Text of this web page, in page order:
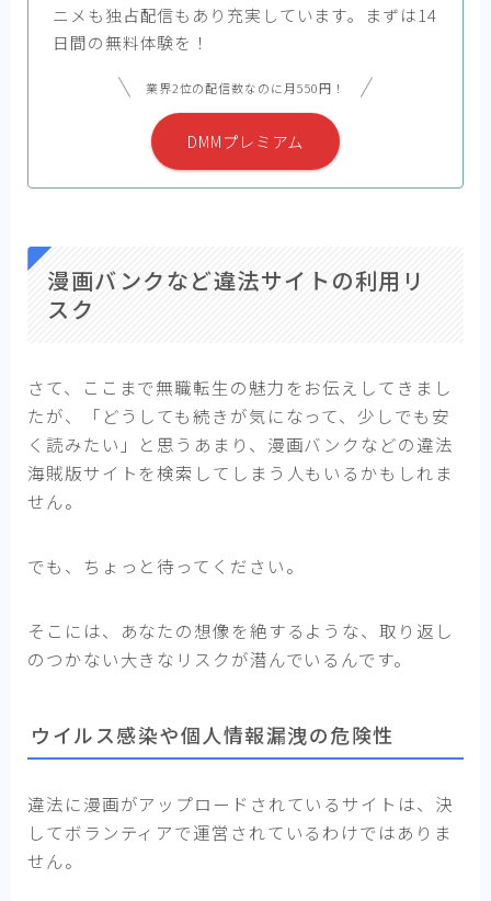
ニメも独占配信もあり充実しています。まずは14
日間の無料体験を！
業界2位の配信数なのに月550円！
DMMプレミアム
漫画バンクなど違法サイトの利用リ
スク
さて、ここまで無職転生の魅力をお伝えしてきまし
たが、「どうしても続きが気になって、少しでも安
く読みたい」と思うあまり、漫画バンクなどの違法
海賊版サイトを検索してしまう人もいるかもしれま
せん。
でも、ちょっと待ってください。
そこには、あなたの想像を絶するような、取り返し
のつかない大きなリスクが潜んでいるんです。
ウイルス感染や個人情報漏洩の危険性
違法に漫画がアップロードされているサイトは、決
してボランティアで運営されているわけではありま
せん。